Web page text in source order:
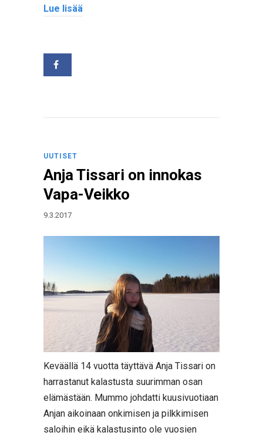
Lue lisää
UUTISET
Anja Tissari on innokas
Vapa-Veikko
9.3.2017
Keväällä 14 vuotta täyttävä Anja Tissari on
harrastanut kalastusta suurimman osan
elämästään. Mummo johdatti kuusivuotiaan
Anjan aikoinaan onkimisen ja pilkkimisen
saloihin eikä kalastusinto ole vuosien